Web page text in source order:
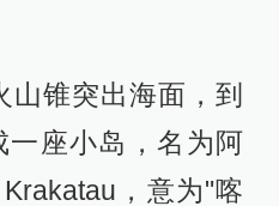
山锥突出海面，到
一座小岛，名为阿
，意为"喀